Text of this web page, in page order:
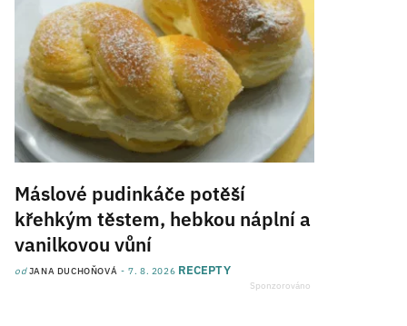
Máslové pudinkáče potěší
křehkým těstem, hebkou náplní a
vanilkovou vůní
odJANA DUCHOŇOVÁ 7. 8. 2026 RECEPTY